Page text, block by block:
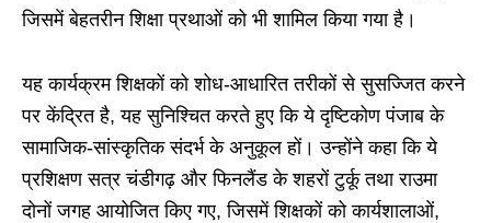
जिसमें बेहतरीन शिक्षा प्रथाओं को भी शामिल किया गया है।
यह कार्यक्रम शिक्षकों को शोध-आधारित तरीकों से सुसज्जित करने
पर केंद्रित है, यह सुनिश्चित करते हुए कि ये दृष्टिकोण पंजाब के
सामाजिक-सांस्कृतिक संदर्भ के अनुकूल हों। उन्होंने कहा कि ये
प्रशिक्षण सत्र चंडीगढ़ और फिनलैंड के शहरों टुर्कू तथा राउमा
दोनों जगह आयोजित किए गए, जिसमें शिक्षकों को कार्यशालाओं,